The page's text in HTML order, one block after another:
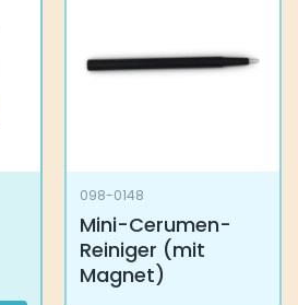
098-0148
Mini-Cerumen-
Reiniger (mit
Magnet)